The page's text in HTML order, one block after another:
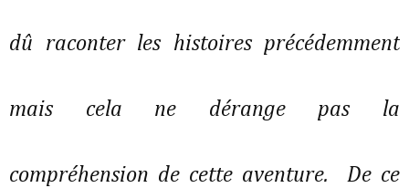
dû raconter les histoires précédemment
mais cela ne dérange pas la
compréhension de cette aventure. De ce